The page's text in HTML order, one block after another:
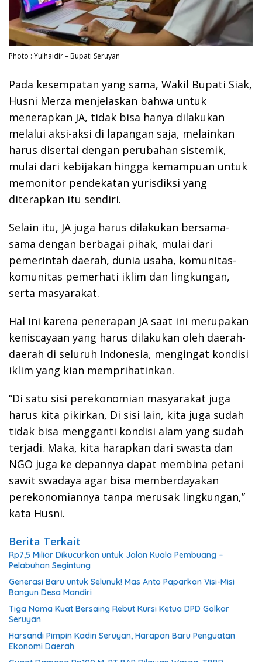
Photo : Yulhaidir – Bupati Seruyan
Pada kesempatan yang sama, Wakil Bupati Siak,
Husni Merza menjelaskan bahwa untuk
menerapkan JA, tidak bisa hanya dilakukan
melalui aksi-aksi di lapangan saja, melainkan
harus disertai dengan perubahan sistemik,
mulai dari kebijakan hingga kemampuan untuk
memonitor pendekatan yurisdiksi yang
diterapkan itu sendiri.
Selain itu, JA juga harus dilakukan bersama-
sama dengan berbagai pihak, mulai dari
pemerintah daerah, dunia usaha, komunitas-
komunitas pemerhati iklim dan lingkungan,
serta masyarakat.
Hal ini karena penerapan JA saat ini merupakan
keniscayaan yang harus dilakukan oleh daerah-
daerah di seluruh Indonesia, mengingat kondisi
iklim yang kian memprihatinkan.
“Di satu sisi perekonomian masyarakat juga
harus kita pikirkan, Di sisi lain, kita juga sudah
tidak bisa mengganti kondisi alam yang sudah
terjadi. Maka, kita harapkan dari swasta dan
NGO juga ke depannya dapat membina petani
sawit swadaya agar bisa memberdayakan
perekonomiannya tanpa merusak lingkungan,”
kata Husni.
Berita Terkait
Rp7,5 Miliar Dikucurkan untuk Jalan Kuala Pembuang –
Pelabuhan Segintung
Generasi Baru untuk Selunuk! Mas Anto Paparkan Visi-Misi
Bangun Desa Mandiri
Tiga Nama Kuat Bersaing Rebut Kursi Ketua DPD Golkar
Seruyan
Harsandi Pimpin Kadin Seruyan, Harapan Baru Penguatan
Ekonomi Daerah